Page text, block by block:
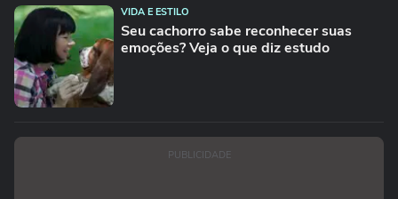
VIDA E ESTILO
Seu cachorro sabe reconhecer suas
emoções? Veja o que diz estudo
PUBLICIDADE